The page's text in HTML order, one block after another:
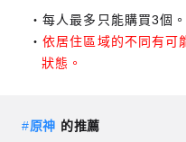
每人最多只能購買3個。
依居住區域的不同有可
狀態。
#原神 的推薦